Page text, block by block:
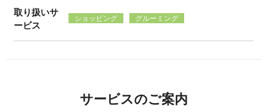
取り扱いサ
ービス
ショッピング グルーミング
サービスのご案内